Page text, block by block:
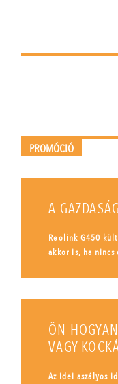
PROMÓCIÓ
A
Reolink G450
akkor is, ha nincs
ÖN
VAGY
Az idei aszályos